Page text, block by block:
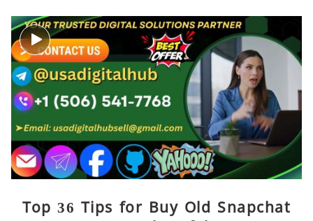
Top 36 Tips for Buy Old Snapchat